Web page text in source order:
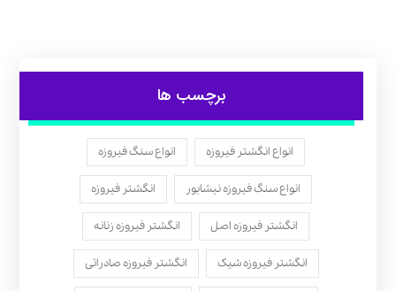
برچسب ها
انواع انگشتر فیروزه انواع سنگ فیروزه
انواع سنگ فیروزه نیشابور انگشتر فیروزه
انگشتر فیروزه اصل انگشتر فیروزه زنانه
انگشتر فیروزه شیک انگشتر فیروزه صادراتی